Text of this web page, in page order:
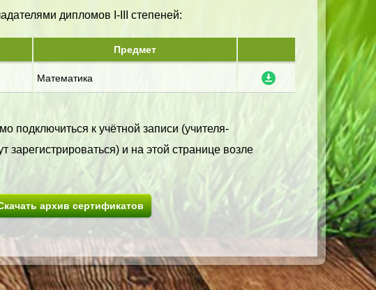
дипломов I-III степеней:
Предмет
Математика
подключиться к учётной записи (учителя-
зарегистрироваться) и на этой странице возле
архив сертификатов